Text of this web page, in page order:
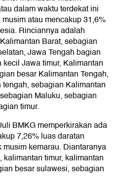
dalam waktu terdekat ini
atau mencakup 31,6%
Rinciannya adalah
Barat, sebagian
Jawa Tengah bagian
Jawa timur, Kalimantan
besar Kalimantan Tengah,
sebagian Kalimantan
Maluku, sebagian
timur.
BMKG memperkirakan ada
7,26% luas daratan
kemarau. Diantaranya
timur, kalimantan
besar sulawesi, sebagian